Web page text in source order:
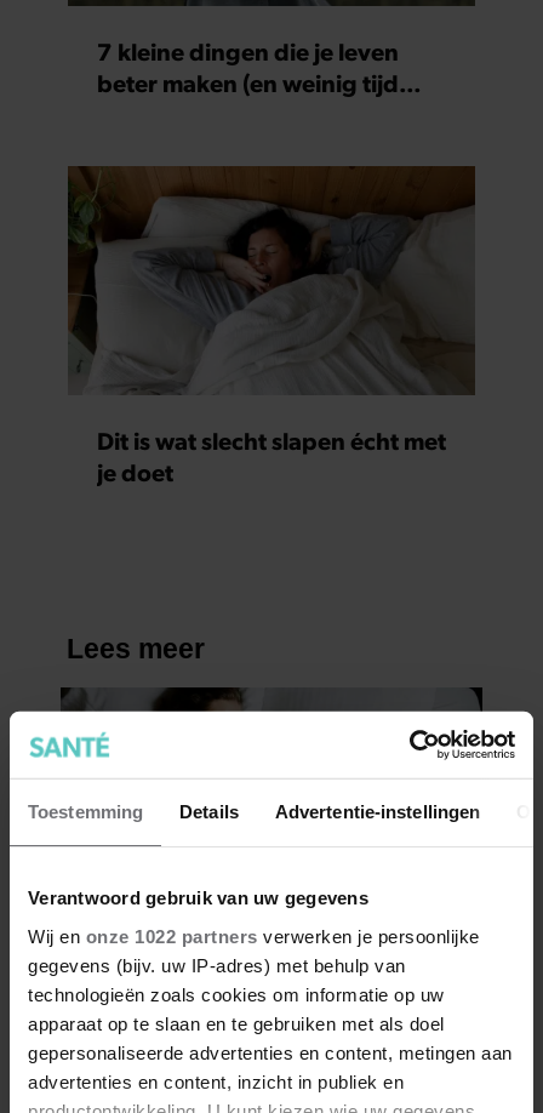
Toestemming Details Advertentie-instellingen
Verantwoord gebruik van uw gegevens
Wij en onze 1022 partners verwerken je persoonlijke
gegevens (bijv. uw IP-adres) met behulp van
technologieën zoals cookies om informatie op uw
apparaat op te slaan en te gebruiken met als doel
gepersonaliseerde advertenties en content, metingen aan
advertenties en content, inzicht in publiek en
7 kleine dingen die je leven
beter maken (en weinig tijd
Dit is wat slecht slapen écht met
je doet